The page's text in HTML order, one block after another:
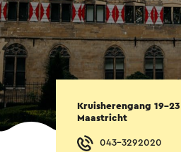
Kruisherengang 19-23
Maastricht
043-3292020